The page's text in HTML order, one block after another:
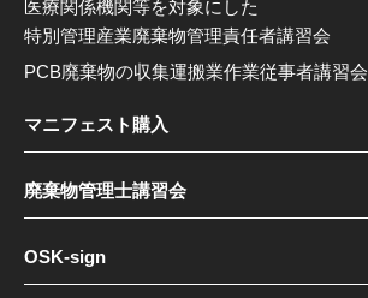
医療関係機関等を対象にした
特別管理産業廃棄物管理責任者講習会
PCB廃棄物の収集運搬業作業従事者講習会
マニフェスト購入
廃棄物管理士講習会
OSK-sign